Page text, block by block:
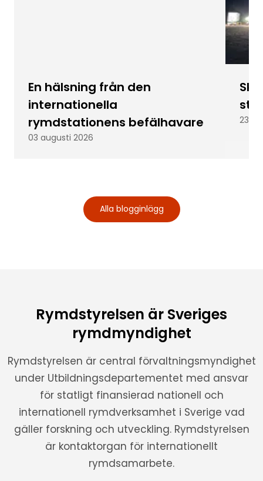
En hälsning från den
internationella
rymdstationens befälhavare
03 augusti 2026
23
Alla blogginlägg
Rymdstyrelsen är Sveriges
rymdmyndighet
Rymdstyrelsen är central förvaltningsmyndighet
under Utbildningsdepartementet med ansvar
för statligt finansierad nationell och
internationell rymdverksamhet i Sverige vad
gäller forskning och utveckling. Rymdstyrelsen
är kontaktorgan för internationellt
rymdsamarbete.